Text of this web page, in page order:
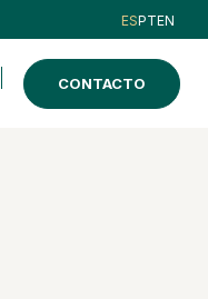
ESPTEN
CONTACTO